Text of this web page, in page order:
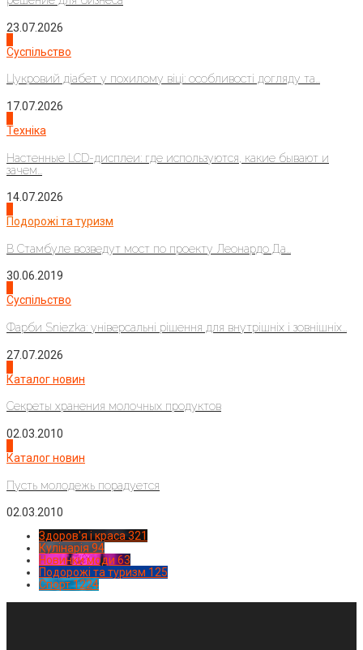
23.07.2026
Суспільство
Цукровий діабет у похилому віці: особливості догляду та...
17.07.2026
Техніка
Настенные LCD-дисплеи: где используются, какие бывают и
зачем...
14.07.2026
Подорожі та туризм
В Стамбуле возведут мост по проекту Леонардо Да...
30.06.2019
Суспільство
Фарби Sniezka: універсальні рішення для внутрішніх і зовнішніх...
27.07.2026
Каталог новин
Секреты хранения молочных продуктов
02.03.2010
Каталог новин
Пусть молодежь порадуется
02.03.2010
Здоров'я і краса 321
Кулінарія 94
Новинки моди 63
Подорожі та туризм 125
Спорт1224